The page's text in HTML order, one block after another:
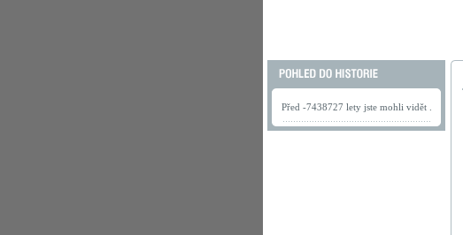
Před -7438727 lety jste mohli vidět .